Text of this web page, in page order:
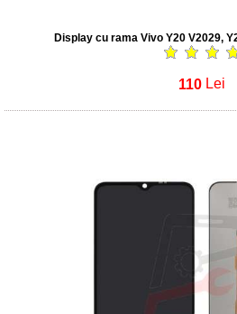
Display cu rama Vivo Y20 V2029,
110 Lei